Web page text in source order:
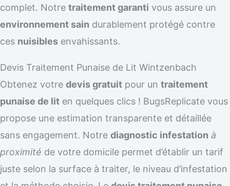
complet. Notre traitement garanti vous assure un
environnement sain durablement protégé contre
ces nuisibles envahissants.
Devis Traitement Punaise de Lit Wintzenbach
Obtenez votre devis gratuit pour un traitement
punaise de lit en quelques clics ! BugsReplicate vous
propose une estimation transparente et détaillée
sans engagement. Notre diagnostic infestation à
proximité de votre domicile permet d’établir un tarif
juste selon la surface à traiter, le niveau d’infestation